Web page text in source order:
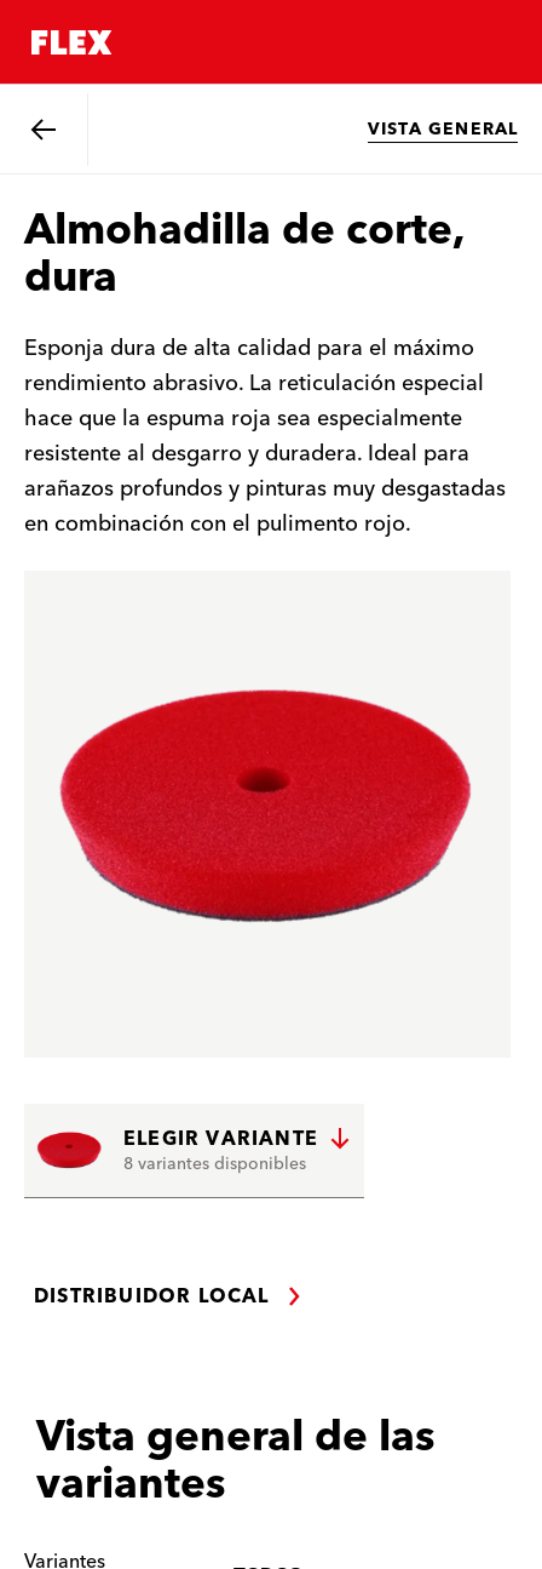
VISTA GENERAL
Almohadilla de corte,
dura
Esponja dura de alta calidad para el máximo
rendimiento abrasivo. La reticulación especial
hace que la espuma roja sea especialmente
resistente al desgarro y duradera. Ideal para
arañazos profundos y pinturas muy desgastadas
en combinación con el pulimento rojo.
ELEGIR VARIANTE
8 variantes disponibles
DISTRIBUIDOR LOCAL
Vista general de las
variantes
Variantes